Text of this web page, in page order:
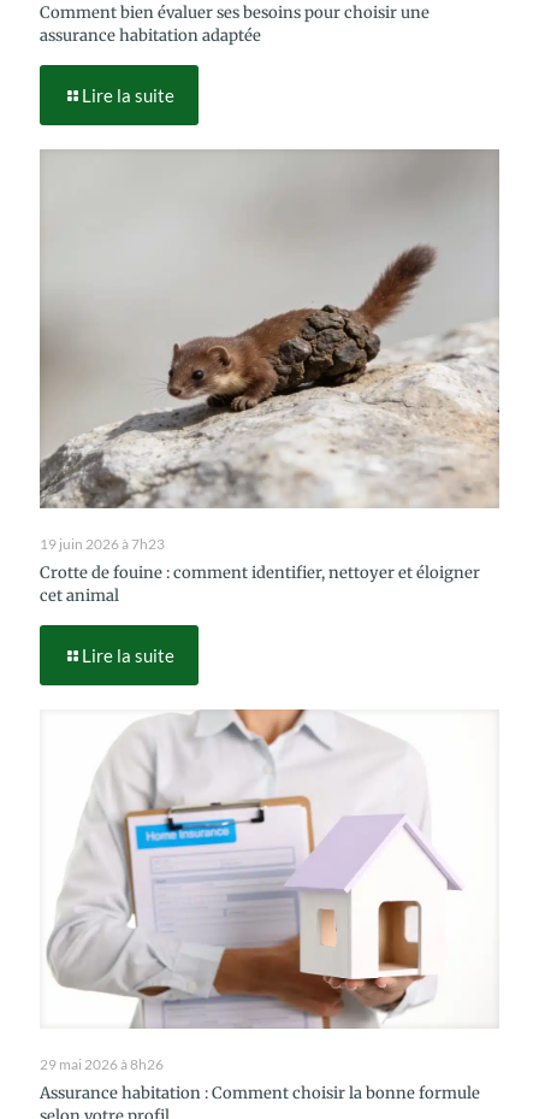
Comment bien évaluer ses besoins pour choisir une
assurance habitation adaptée
Lire la suite
19 juin 2026 à 7h23
Crotte de fouine : comment identifier, nettoyer et éloigner
cet animal
Lire la suite
29 mai 2026 à 8h26
Assurance habitation : Comment choisir la bonne formule